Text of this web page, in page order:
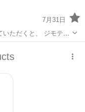
7月31日
いただくと、 ジモティ
能です。
ただい